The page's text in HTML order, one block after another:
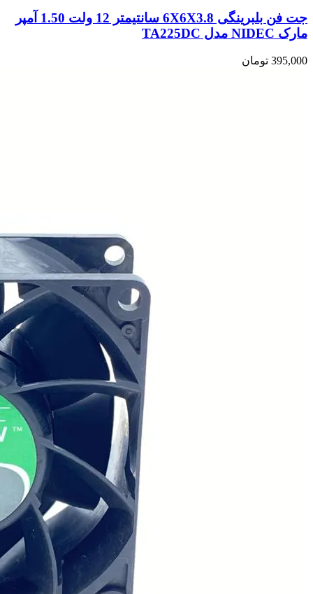
جت فن بلبرینگی 6X6X3.8 سانتیمتر 12 ولت 1.50 آمپر
مارک NIDEC مدل TA225DC
395,000 تومان